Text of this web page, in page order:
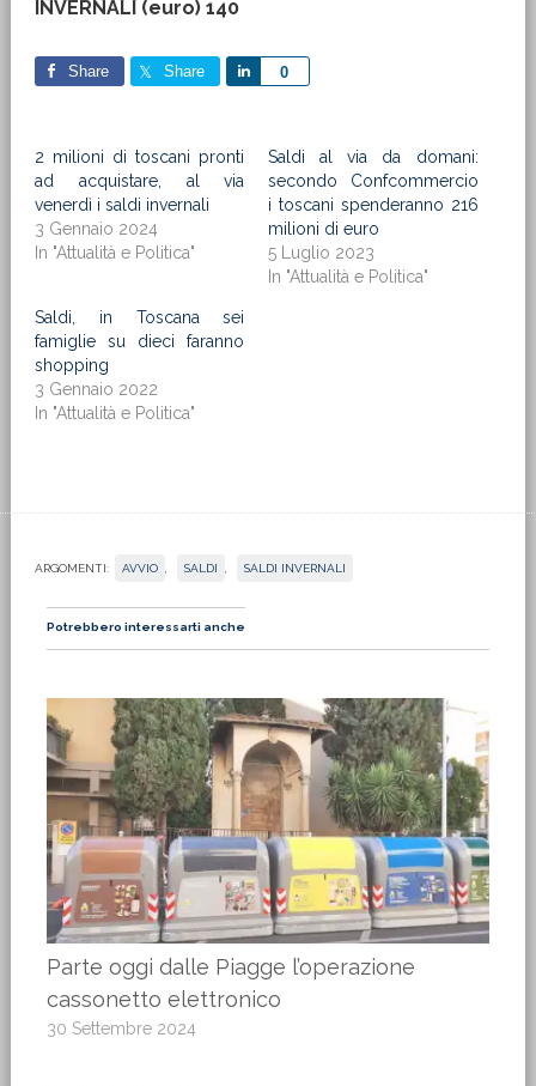
INVERNALI (euro) 140
Share Share 0
Share
2 milioni di toscani pronti
ad acquistare, al via
venerdì i saldi invernali
3 Gennaio 2024
In "Attualità e Politica"
Saldi al via da domani:
secondo Confcommercio
i toscani spenderanno 216
milioni di euro
5 Luglio 2023
In "Attualità e Politica"
Saldi, in Toscana sei
famiglie su dieci faranno
shopping
3 Gennaio 2022
In "Attualità e Politica"
ARGOMENTI: AVVIO SALDI SALDI INVERNALI
Potrebbero interessarti anche
Parte oggi dalle Piagge l’operazione
cassonetto elettronico
30 Settembre 2024